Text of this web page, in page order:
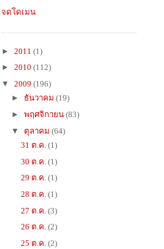
จดโดเมน
► 2011 (1)
► 2010 (112)
▼ 2009 (196)
► ธันวาคม (19)
► พฤศจิกายน (83)
▼ ตุลาคม (64)
31 ต.ค. (1)
30 ต.ค. (1)
29 ต.ค. (1)
28 ต.ค. (1)
27 ต.ค. (3)
26 ต.ค. (2)
25 ต.ค. (2)